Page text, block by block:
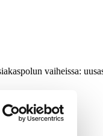
vaiheissa: